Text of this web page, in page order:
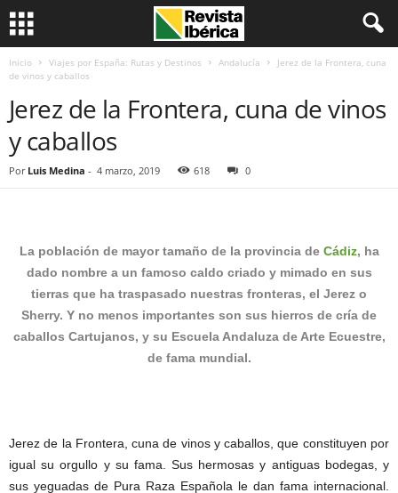
Inicio Viajes por España: Rutas y Destinos Andalucía
Jerez de la Frontera, cuna
de vinos y caballos
Jerez de la Frontera, cuna de vinos
y caballos
Por Luis Medina - 4 marzo, 2019 618 0
La población de mayor tamaño de la provincia de Cádiz, ha
dado nombre a un famoso caldo criado y mimado en sus
tierras que ha traspasado nuestras fronteras, el Jerez o
Sherry. Y no menos importantes son sus hierros de cría de
caballos Cartujanos, y su Escuela Andaluza de Arte Ecuestre,
de fama mundial.
Jerez de la Frontera, cuna de vinos y caballos, que constituyen por
igual su orgullo y su fama. Sus hermosas y antiguas bodegas, y
sus yeguadas de Pura Raza Española le dan fama internacional.